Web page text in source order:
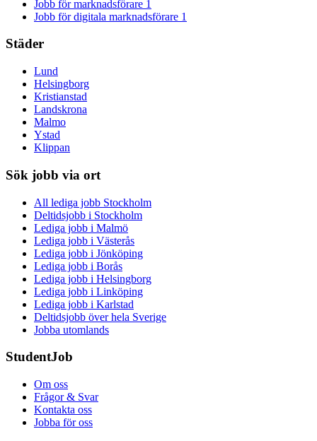
Jobb för marknadsförare 1
Jobb för digitala marknadsförare 1
Städer
Lund
Helsingborg
Kristianstad
Landskrona
Malmo
Ystad
Klippan
Sök jobb via ort
All lediga jobb Stockholm
Deltidsjobb i Stockholm
Lediga jobb i Malmö
Lediga jobb i Västerås
Lediga jobb i Jönköping
Lediga jobb i Borås
Lediga jobb i Helsingborg
Lediga jobb i Linköping
Lediga jobb i Karlstad
Deltidsjobb över hela Sverige
Jobba utomlands
StudentJob
Om oss
Frågor & Svar
Kontakta oss
Jobba för oss